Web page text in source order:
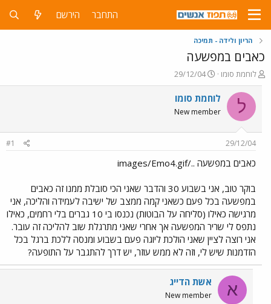
התחבר הירשם
הריון ולידה - תמיכה
כאבים במפשעה
פ
ו
ת
ח
ה
ש
א
לוחמת סומו
פ
ו
ר
ם
ר
29/12/04
ל לוחמת סומו
New member
29/12/04
#1
כאבים במפשעה ../images/Emo4.gif
בוקר טוב, אני בשבוע 30 והדבר שאני הכי סובלת ממנו זה כאבים
במפשעה בכל פעם כשאני קמה ממצב של ישיבה לעמידה והליכה, אני
מרגישה כאילו (סליחה על הבוטות) נכנסו בי 10 גברים בלי רחמים, כאילו
נתפס לי שריר המפשעה אך אחרי שאני מתרגלת שוב להליכה זה עובר.
אני רוצה לציין שאני הולכת ליוגה פעם בשבוע ומנסה ללכת ברגל בכל
הזדמנות שיש לי, וזה לא ממש עוזר, יש דרך להתגבר על התופעה?
א אשת הדייג
New member